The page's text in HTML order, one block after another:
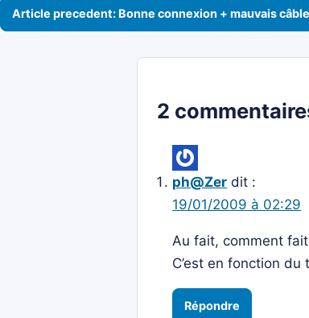
Navigation de l’article
Article precedent: Bonne connexion + mauvais
2
ph@Zer dit :
19/01/2009 à 02:29
Au fait, comment
C’est en fonction
Répondre